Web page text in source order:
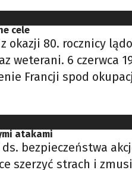
cele
okazji 80. rocznicy
weterani. 6 czerwca
Francji spod
atakami
bezpieczeństwa
szerzyć strach i